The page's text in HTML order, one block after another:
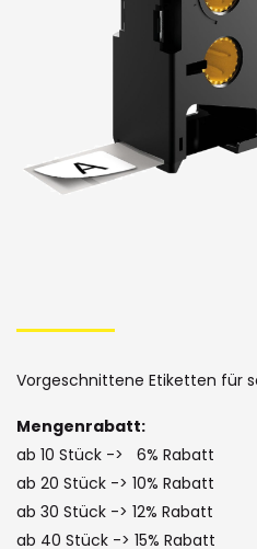
Bildergalerie
to
the
beginning
of
the
images
Vorgeschnittene Etiketten für
Mengenrabatt:
ab 10 Stück -> 6% Rabatt
ab 20 Stück -> 10% Rabatt
ab 30 Stück -> 12% Rabatt
ab 40 Stück -> 15% Rabatt